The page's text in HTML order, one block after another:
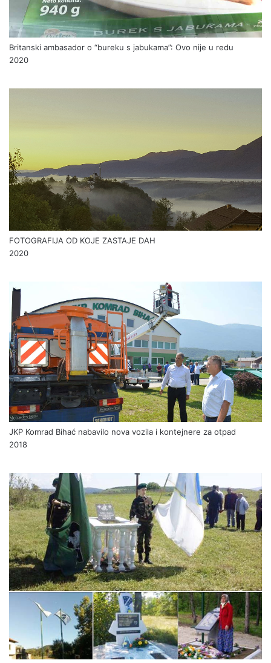
Britanski ambasador o “bureku s jabukama”: Ovo nije u redu
2020
FOTOGRAFIJA OD KOJE ZASTAJE DAH
2020
JKP Komrad Bihać nabavilo nova vozila i kontejnere za otpad
2018